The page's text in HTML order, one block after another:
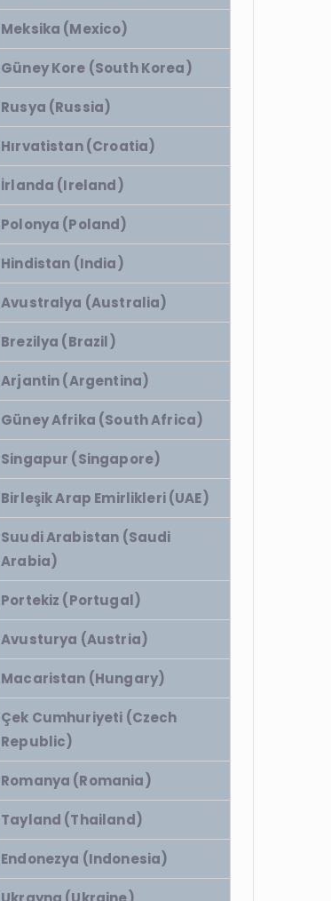
Meksika (Mexico)
Güney Kore (South Korea)
Rusya (Russia)
Hırvatistan (Croatia)
İrlanda (Ireland)
Polonya (Poland)
Hindistan (India)
Avustralya (Australia)
Brezilya (Brazil)
Arjantin (Argentina)
Güney Afrika (South Africa)
Singapur (Singapore)
Birleşik Arap Emirlikleri (UAE)
Suudi Arabistan (Saudi
Arabia)
Portekiz (Portugal)
Avusturya (Austria)
Macaristan (Hungary)
Çek Cumhuriyeti (Czech
Republic)
Romanya (Romania)
Tayland (Thailand)
Endonezya (Indonesia)